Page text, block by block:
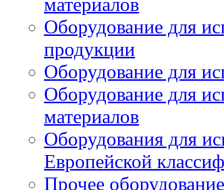
Оборудование для
продукции
Оборудование для
Оборудование для
материалов
Оборудования для
Европейской
Прочее оборудование